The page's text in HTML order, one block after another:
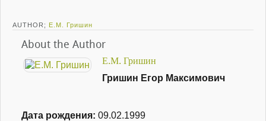
AUTHOR; Е.М. Гришин
About the Author
Е.М. Гришин
Гришин Егор Максимович
Дата рождения: 09.02.1999